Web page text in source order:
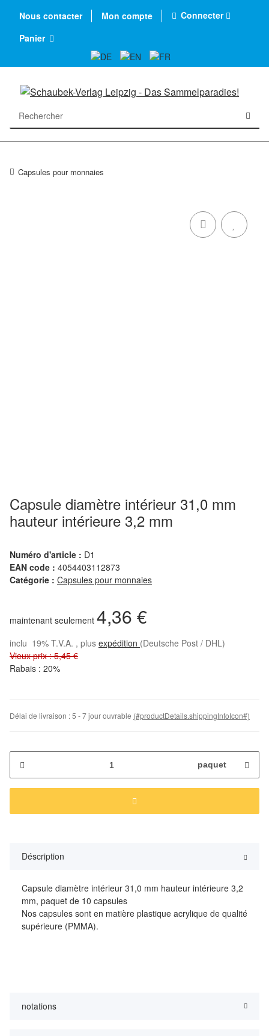
Nous contacter Mon compte
Connecter
Panier
Capsules pour monnaies
Capsule diamètre intérieur 31,0 mm
hauteur intérieure 3,2 mm
Numéro d'article : D1
EAN code : 4054403112873
Catégorie : Capsules pour monnaies
maintenant seulement 4,36 €
inclu 19% T.V.A. , plus expédition (Deutsche Post / DHL)
Vieux prix : 5,45 €
Rabais : 20%
Délai de livraison :5 - 7 jour ouvrable (#productDetails.shippingInfoIcon#)
paquet
Déscription
Capsule diamètre intérieur 31,0 mm hauteur intérieure 3,2
mm, paquet de 10 capsules
Nos capsules sont en matière plastique acrylique de qualité
supérieure (PMMA).
notations